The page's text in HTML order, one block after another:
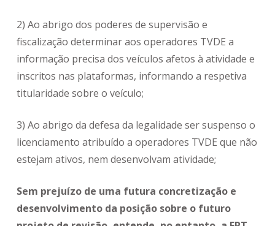
2) Ao abrigo dos poderes de supervisão e
fiscalização determinar aos operadores TVDE a
informação precisa dos veículos afetos à atividade e
inscritos nas plataformas, informando a respetiva
titularidade sobre o veículo;
3) Ao abrigo da defesa da legalidade ser suspenso o
licenciamento atribuído a operadores TVDE que não
estejam ativos, nem desenvolvam atividade;
Sem prejuízo de uma futura concretização e
desenvolvimento da posição sobre o futuro